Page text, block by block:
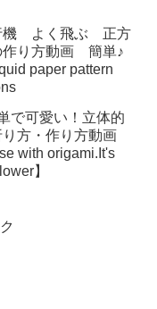
機 よく飛ぶ 正方
り方動画 簡単♪
paper pattern
で可愛い！立体的
方・作り方動画
with origami.It's
】